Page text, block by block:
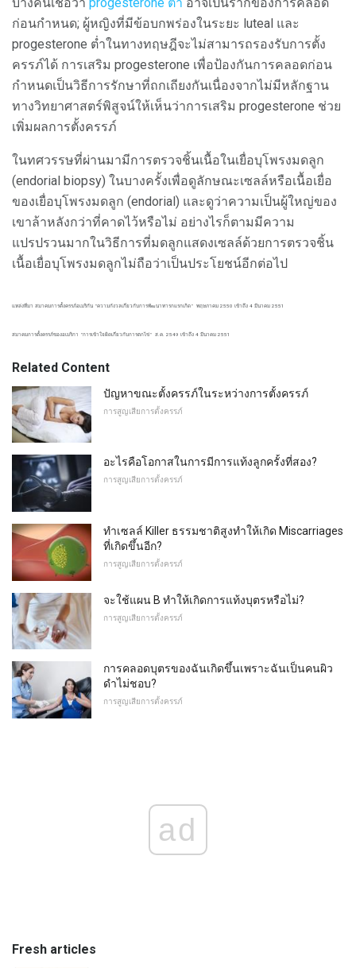
บางคนเชื่อว่า progesterone ต่ำ อาจเป็นรากของการคลอด
ก่อนกำหนด; ผู้หญิงที่มีข้อบกพร่องในระยะ luteal และ
progesterone ต่ำในทางทฤษฎีจะไม่สามารถรองรับการตั้ง
ครรภ์ได้ การเสริม progesterone เพื่อป้องกันการคลอดก่อน
กำหนดเป็นวิธีการรักษาที่ถกเถียงกันเนื่องจากไม่มีหลักฐาน
ทางวิทยาศาสตร์พิสูจน์ให้เห็นว่าการเสริม progesterone ช่วย
เพิ่มผลการตั้งครรภ์
ในทศวรรษที่ผ่านมามีการตรวจชิ้นเนื้อในเยื่อบุโพรงมดลูก
(endorial biopsy) ในบางครั้งเพื่อดูลักษณะเซลล์หรือเนื้อเยื่อ
ของเยื่อบุโพรงมดลูก (endorial) และดูว่าความเป็นผู้ใหญ่ของ
เขาล้าหลังกว่าที่คาดไว้หรือไม่ อย่างไรก็ตามมีความ
แปรปรวนมากในวิธีการที่มดลูกแสดงเซลล์ด้วยการตรวจชิ้น
เนื้อเยื่อบุโพรงมดลูกไม่ถือว่าเป็นประโยชน์อีกต่อไป
แหล่งที่มา สมาคมการตั้งครรภ์อเมริกัน "ความกังวลเกี่ยวกับการพัฒนาทารกแรกเกิด" พฤษภาคม 2550 เข้าถึง 4 มีนาคม 2551
สมาคมการตั้งครรภ์ของอเมริกา "การเข้าใจผิดเกี่ยวกับการตกไข่" ส.ค. 2549 เข้าถึง 4 มีนาคม 2551
Related Content
ปัญหาขณะตั้งครรภ์ในระหว่างการตั้งครรภ์
การสูญเสียการตั้งครรภ์
อะไรคือโอกาสในการมีการแท้งลูกครั้งที่สอง?
การสูญเสียการตั้งครรภ์
ทำเซลล์ Killer ธรรมชาติสูงทำให้เกิด Miscarriages
ที่เกิดขึ้นอีก?
การสูญเสียการตั้งครรภ์
จะใช้แผน B ทำให้เกิดการแท้งบุตรหรือไม่?
การสูญเสียการตั้งครรภ์
การคลอดบุตรของฉันเกิดขึ้นเพราะฉันเป็นคนผิว
ดำไม่ชอบ?
การสูญเสียการตั้งครรภ์
ad
Fresh articles